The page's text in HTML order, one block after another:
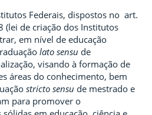
Federais, dispostos no art.
de criação dos Institutos
em nível de educação
lato sensu de
visando à formação de
áreas do conhecimento, bem
stricto sensu de mestrado e
para promover o